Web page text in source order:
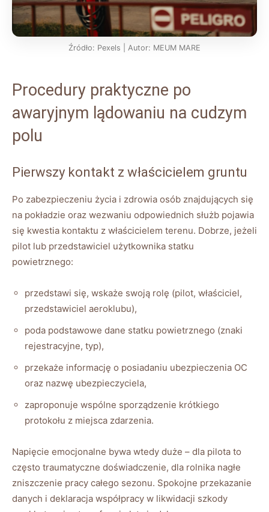
Źródło: Pexels | Autor: MEUM MARE
Procedury praktyczne po
awaryjnym lądowaniu na cudzym
polu
Pierwszy kontakt z właścicielem gruntu
Po zabezpieczeniu życia i zdrowia osób znajdujących się
na pokładzie oraz wezwaniu odpowiednich służb pojawia
się kwestia kontaktu z właścicielem terenu. Dobrze, jeżeli
pilot lub przedstawiciel użytkownika statku
powietrznego:
przedstawi się, wskaże swoją rolę (pilot, właściciel,
przedstawiciel aeroklubu),
poda podstawowe dane statku powietrznego (znaki
rejestracyjne, typ),
przekaże informację o posiadaniu ubezpieczenia OC
oraz nazwę ubezpieczyciela,
zaproponuje wspólne sporządzenie krótkiego
protokołu z miejsca zdarzenia.
Napięcie emocjonalne bywa wtedy duże – dla pilota to
często traumatyczne doświadczenie, dla rolnika nagłe
zniszczenie pracy całego sezonu. Spokojne przekazanie
danych i deklaracja współpracy w likwidacji szkody